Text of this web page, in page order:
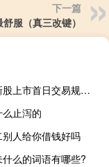
下一篇
服（真三改键）
深交所新股上市首日交易规则（深交所新股）
止泻的
别人给你借钱好吗
什么的词语有哪些?